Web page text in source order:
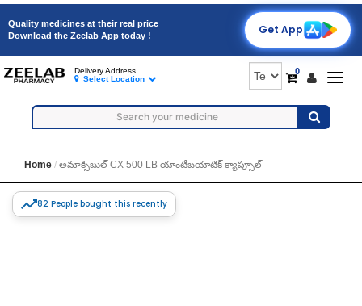
Quality medicines at their real price
Download the Zeelab App today !
Get App
0
Delivery Address
Select Location
Home అమాక్సిబుల్ CX 500 LB యాంటీబయాటిక్ క్యాప్సూల్
82 People bought this recently